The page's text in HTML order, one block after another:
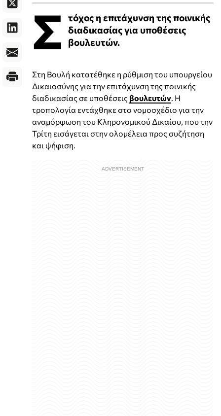
Σ τόχος η επιτάχυνση της ποινικής
διαδικασίας για υποθέσεις
βουλευτών.
Στη Βουλή κατατέθηκε η ρύθμιση του υπουργείου
Δικαιοσύνης για την επιτάχυνση της ποινικής
διαδικασίας σε υποθέσεις βουλευτών . Η
τροπολογία εντάχθηκε στο νομοσχέδιο για την
αναμόρφωση του Κληρονομικού Δικαίου, που την
Τρίτη εισάγεται στην ολομέλεια προς συζήτηση
και ψήφιση.